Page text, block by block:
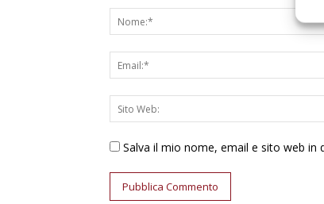
Salva il mio nome, email e sito web